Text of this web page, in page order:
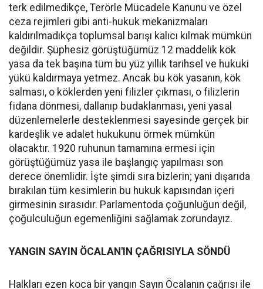
terk edilmedikçe, Terörle Mücadele Kanunu ve özel
ceza rejimleri gibi anti-hukuk mekanizmaları
kaldırılmadıkça toplumsal barışı kalıcı kılmak mümkün
değildir. Şüphesiz görüştüğümüz 12 maddelik kök
yasa da tek başına tüm bu yüz yıllık tarihsel ve hukuki
yükü kaldırmaya yetmez. Ancak bu kök yasanın, kök
salması, o köklerden yeni filizler çıkması, o filizlerin
fidana dönmesi, dallanıp budaklanması, yeni yasal
düzenlemelerle desteklenmesi sayesinde gerçek bir
kardeşlik ve adalet hukukunu örmek mümkün
olacaktır. 1920 ruhunun tamamına ermesi için
görüştüğümüz yasa ile başlangıç yapılması son
derece önemlidir. İşte şimdi sıra bizlerin; yani dışarıda
bırakılan tüm kesimlerin bu hukuk kapısından içeri
girmesinin sırasıdır. Parlamentoda çoğunluğun değil,
çoğulculuğun egemenliğini sağlamak zorundayız.
YANGIN SAYIN ÖCALAN'IN ÇAĞRISIYLA SÖNDÜ
Halkları ezen koca bir yangın Sayın Öcalanın çağrısı ile